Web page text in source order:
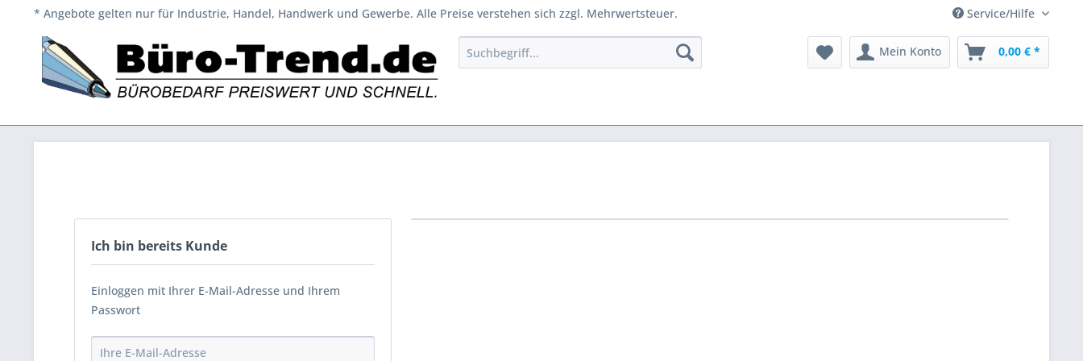
* Angebote gelten nur für Industrie, Handel, Handwerk und Gewerbe. Alle Preise verstehen sich zzgl. Mehrwertsteuer. Service/Hilfe
Mein Konto 0,00 € *
Ich bin bereits Kunde
Einloggen mit Ihrer E-Mail-Adresse und Ihrem
Passwort